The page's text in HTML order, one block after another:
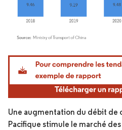
Image © Mordor Intelligence. La
Une augmentation du débit de
Pacifique stimule le marché